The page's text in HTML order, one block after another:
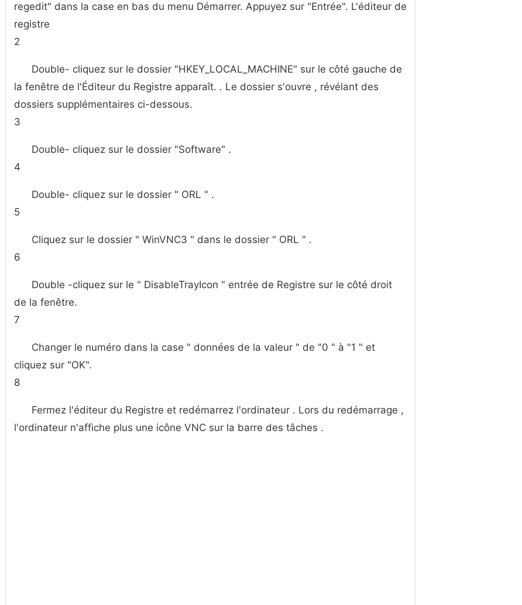
regedit" dans la case en bas du menu Démarrer. Appuyez sur "Entrée". L'éditeur de
registre
2
Double- cliquez sur le dossier "HKEY_LOCAL_MACHINE" sur le côté gauche de
la fenêtre de l'Éditeur du Registre apparaît. . Le dossier s'ouvre , révélant des
dossiers supplémentaires ci-dessous.
3
Double- cliquez sur le dossier "Software" .
4
Double- cliquez sur le dossier " ORL " .
5
Cliquez sur le dossier " WinVNC3 " dans le dossier " ORL " .
6
Double -cliquez sur le " DisableTrayIcon " entrée de Registre sur le côté droit
de la fenêtre.
7
Changer le numéro dans la case " données de la valeur " de "0 " à "1 " et
cliquez sur "OK".
8
Fermez l'éditeur du Registre et redémarrez l'ordinateur . Lors du redémarrage ,
l'ordinateur n'affiche plus une icône VNC sur la barre des tâches .